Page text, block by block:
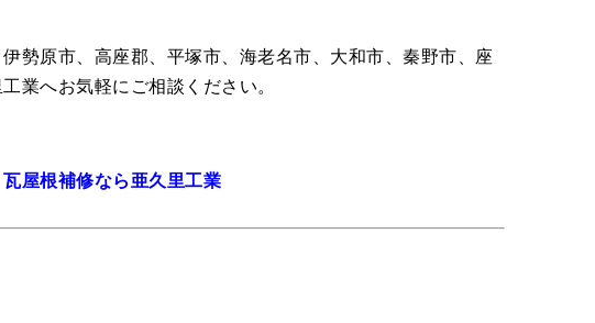
勢原市、高座郡、平塚市、海老名市、大和市、秦野市、座
業へお気軽にご相談ください。
屋根補修なら亜久里工業